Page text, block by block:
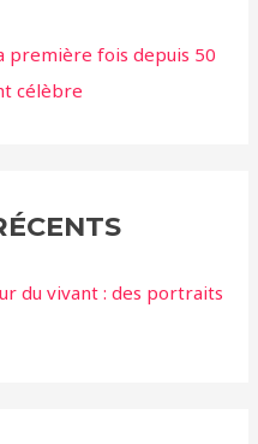
première fois depuis 50
célèbre
du vivant : des portraits